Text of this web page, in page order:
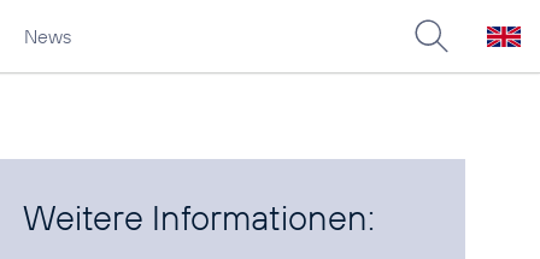
News
Weitere Informationen: